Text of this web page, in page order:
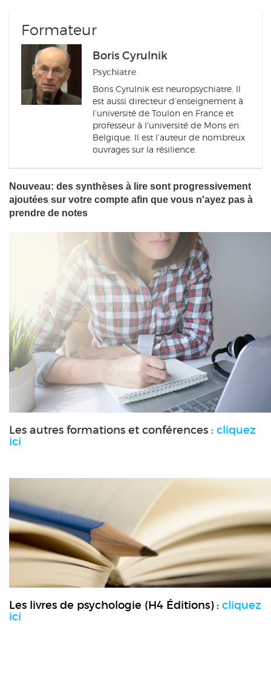
Formateur
Boris Cyrulnik
Psychiatre
Boris Cyrulnik est neuropsychiatre. Il
est aussi directeur d’enseignement à
l’université de Toulon en France et
professeur à l'université de Mons en
Belgique. Il est l’auteur de nombreux
ouvrages sur la résilience.
Nouveau: des synthèses à lire sont progressivement
ajoutées sur votre compte afin que vous n'ayez pas à
prendre de notes
Les autres formations et conférences : cliquez
ici
Les livres de psychologie (H4 Éditions) : cliquez
ici